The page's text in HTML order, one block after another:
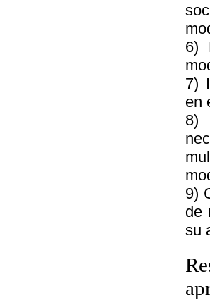
6)
7)
en
8)
9)
de
su